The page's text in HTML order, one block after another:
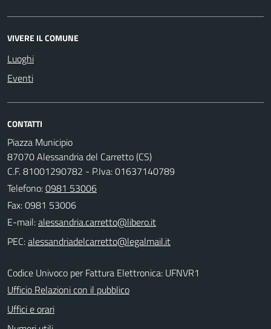
VIVERE IL COMUNE
Luoghi
Eventi
CONTATTI
Piazza Municipio
87070 Alessandria del Carretto (CS)
C.F. 81001290782 - P.Iva: 01637140789
Telefono:0981 53006
Fax: 0981 53006
E-mail:
PEC:
Codice Univoco per Fattura Elettronica: UFNVR1
Ufficio Relazioni con il pubblico
Uffici e orari